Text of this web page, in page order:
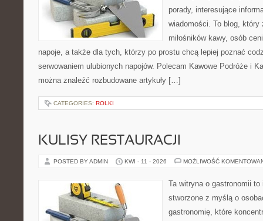
porady, interesujące
wiadomości. To blog, który
miłośników kawy, osób
napoje, a także dla tych, którzy po prostu chcą lepiej poznać
serwowaniem ulubionych napojów. Polecam Kawowe Podróże i
można znaleźć rozbudowane artykuły […]
CATEGORIES: ROLKI
KULISY RESTAURACJI
POSTED BY ADMIN KWI - 11 - 2026 MOŻLIWOŚĆ
Ta witryna o gastronomii
stworzone z myślą o
gastronomię, które